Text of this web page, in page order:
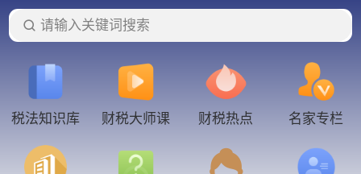
请输入关键词搜索
税法知识库 财税大师课 财税热点 名家专栏